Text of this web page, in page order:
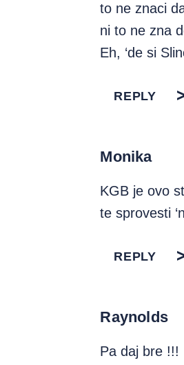
to ne znaci
ni to ne zna
Eh, ‘de si
REPLY
Monika
KGB je ovo
te sprovesti
REPLY
Raynolds
Pa daj bre !!!